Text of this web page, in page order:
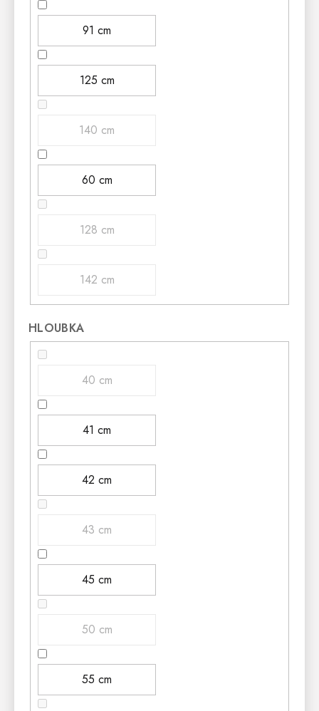
91 cm
125 cm
140 cm
60 cm
128 cm
142 cm
HLOUBKA
40 cm
41 cm
42 cm
43 cm
45 cm
50 cm
55 cm